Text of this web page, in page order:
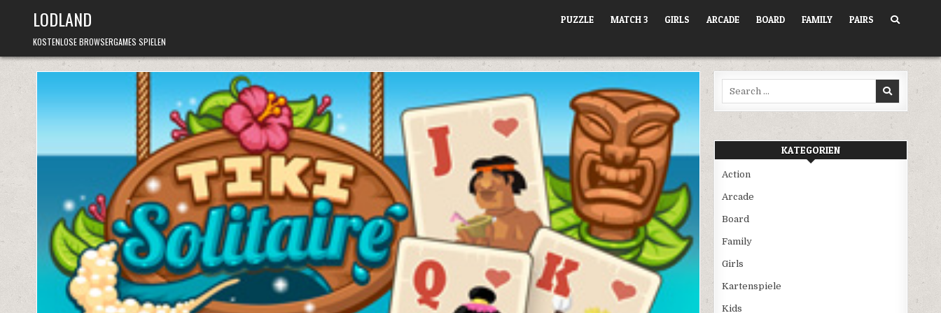
LODLAND
KOSTENLOSE BROWSERGAMES SPIELEN
PUZZLE MATCH 3 GIRLS ARCADE BOARD FAMILY PAIRS
KATEGORIEN
Action
Arcade
Board
Family
Girls
Kartenspiele
Kids